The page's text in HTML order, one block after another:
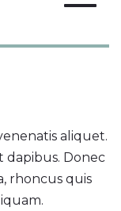
aliquet.
Donec
rhoncus quis